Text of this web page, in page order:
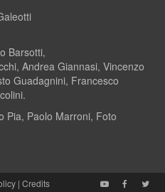
Barsotti,
Andrea Giannasi, Vincenzo
Guadagnini, Francesco
Pia, Paolo Marroni, Foto
| Credits